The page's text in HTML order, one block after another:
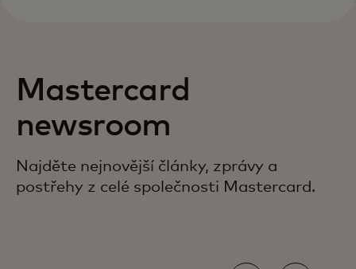
Mastercard
newsroom
Najděte nejnovější články, zprávy a
postřehy z celé společnosti Mastercard.